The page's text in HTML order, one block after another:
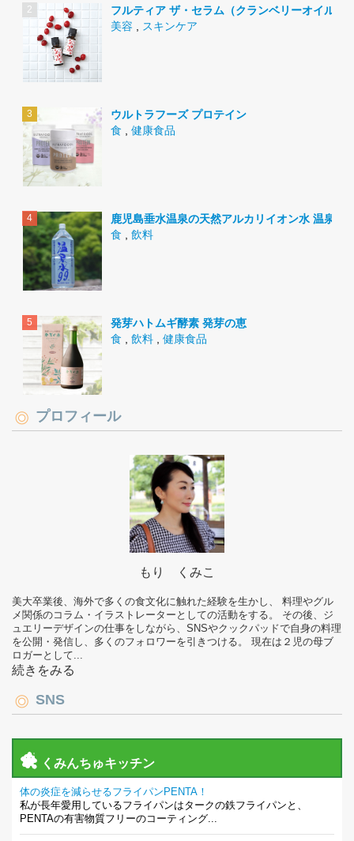
フルティア ザ・セラム（クランベリーオイル）
美容
スキンケア
ウルトラフーズ プロテイン
食
健康食品
鹿児島垂水温泉の天然アルカリイオン水 温泉水
食
飲料
発芽ハトムギ酵素 発芽の恵
食
飲料 健康食品
プロフィール
もり くみこ
美大卒業後、海外で多くの食文化に触れた経験を生かし、 料理やグル
メ関係のコラム・イラストレーターとしての活動をする。 その後、ジ
ュエリーデザインの仕事をしながら、SNSやクックパッドで自身の料理
を公開・発信し、多くのフォロワーを引きつける。 現在は２児の母ブ
ロガーとして...
続きをみる
SNS
くみんちゅキッチン
体の炎症を減らせるフライパンPENTA！
私が長年愛用しているフライパンはタークの鉄フライパンと、
PENTAの有害物質フリーのコーティング...